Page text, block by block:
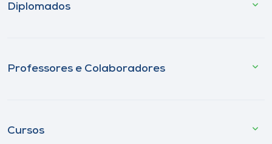
Diplomados
Professores e Colaboradores
Cursos